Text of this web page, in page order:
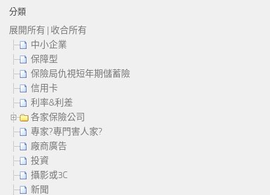
分類
展開所有 | 收合所有
中小企業
保障型
保險局仇視短年期儲蓄險
信用卡
利率&利差
各家保險公司
專家?專門害人家?
廠商廣告
投資
攝影或3C
新聞